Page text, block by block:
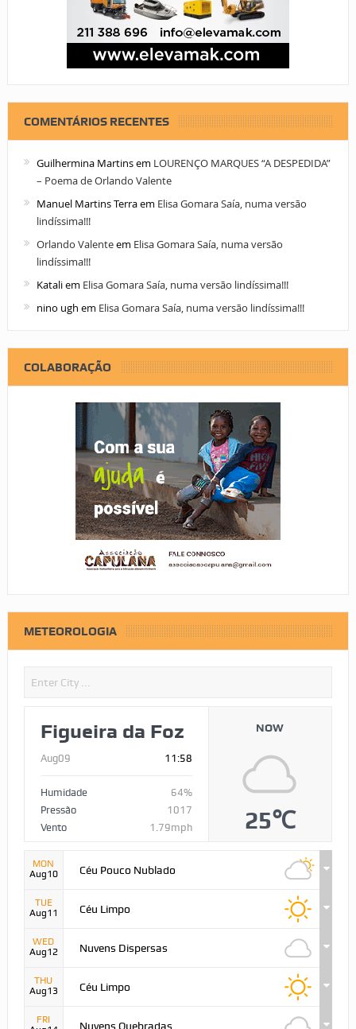
COMENTÁRIOS RECENTES
Guilhermina Martinsem LOURENÇO MARQUES “A DESPEDIDA”
– Poema de Orlando Valente
Manuel Martins Terraem Elisa Gomara Saía, numa versão
lindíssima!!!
Orlando Valenteem Elisa Gomara Saía, numa versão
lindíssima!!!
Kataliem Elisa Gomara Saía, numa versão lindíssima!!!
nino ugh em Elisa Gomara Saía, numa versão lindíssima!!!
COLABORAÇÃO
METEOROLOGIA
Figueira da Foz
Aug09 11:58
Humidade
64%
Pressão
1017
Vento
1.79mph
NOW
25℃
MON
Aug10
Céu Pouco Nublado
TUE
Aug11
Céu Limpo
WED
Aug12
Nuvens Dispersas
THU
Aug13
Céu Limpo
FRI
Nuvens Quebradas